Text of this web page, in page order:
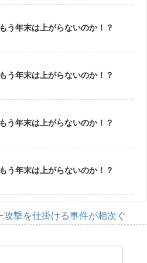
う年末は上がらないのか！？
う年末は上がらないのか！？
う年末は上がらないのか！？
う年末は上がらないのか！？
撃を仕掛ける事件が相次ぐ